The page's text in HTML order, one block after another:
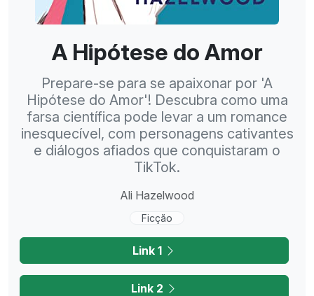
A Hipótese do Amor
Prepare-se para se apaixonar por 'A
Hipótese do Amor'! Descubra como uma
farsa científica pode levar a um romance
inesquecível, com personagens cativantes
e diálogos afiados que conquistaram o
TikTok.
Ali Hazelwood
Ficção
Link 1
Link 2